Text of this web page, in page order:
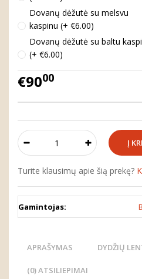
Dovanų dėžutė su melsvu
kaspinu (+ €6.00)
Dovanų dėžutė su baltu
(+ €6.00)
€9000
Turite klausimų apie šią prekę?
Gamintojas:
APRAŠYMAS DYDŽIŲ
(0) ATSILIEPIMAI